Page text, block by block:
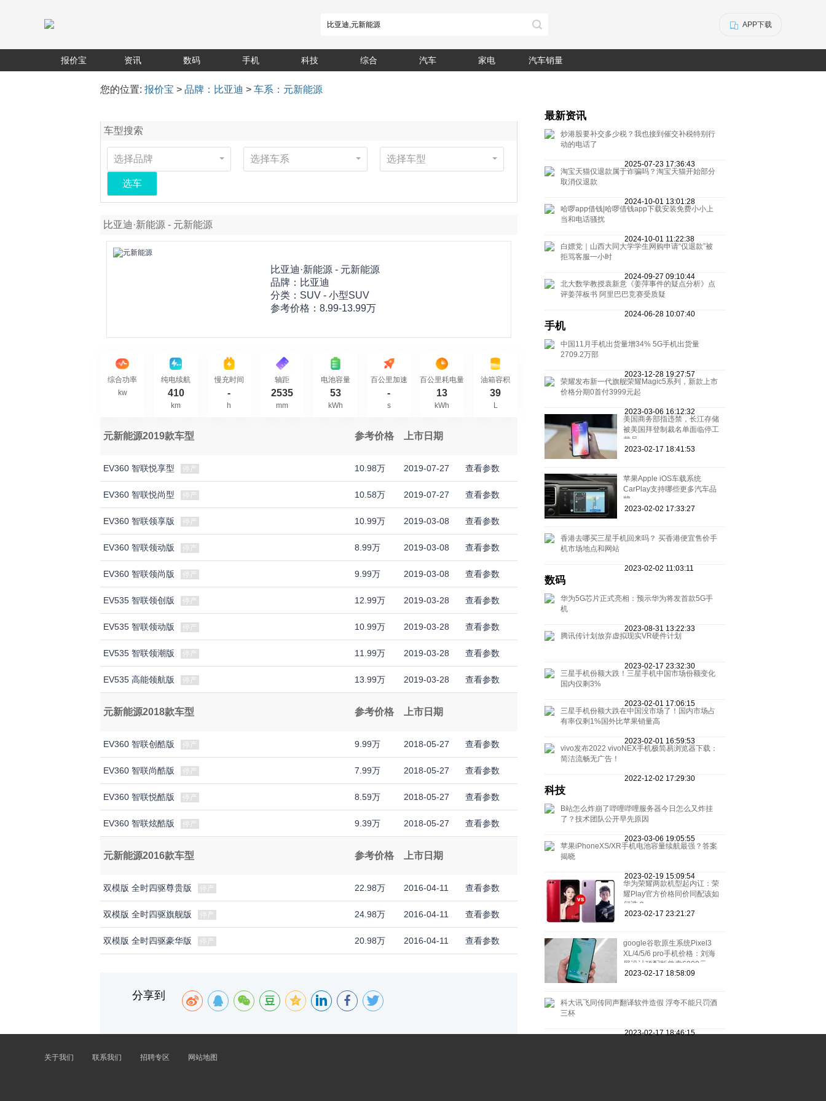
APP下载
报价宝 资讯 数码 手机 科技 综合 汽车 家电 汽车销量
您的位置:报价宝 >品牌：比亚迪 >车系：元新能源
车型搜索
选择品牌 选择车系 选择车型
选车
比亚迪·新能源 - 元新能源
比亚迪·新能源 - 元新能源
品牌： 比亚迪
分类：SUV - 小型SUV
参考价格： 8.99-13.99万
综合功率
kw
纯电续航
410
km
慢充时间
-
h
轴距
2535
mm
电池容量
53
kWh
百公里加速
-
s
百公里耗电量
13
kWh
油箱容积
39
L
元新能源2019款车型 参考价格 上市日期
EV360 智联悦享型 停产 10.98万 2019-07-27 查看参数
EV360 智联悦尚型 停产 10.58万 2019-07-27 查看参数
EV360 智联领享版 停产 10.99万 2019-03-08 查看参数
EV360 智联领动版 停产 8.99万 2019-03-08 查看参数
EV360 智联领尚版 停产 9.99万 2019-03-08 查看参数
EV535 智联领创版 停产 12.99万 2019-03-28 查看参数
EV535 智联领动版 停产 10.99万 2019-03-28 查看参数
EV535 智联领潮版 停产 11.99万 2019-03-28 查看参数
EV535 高能领航版 停产 13.99万 2019-03-28 查看参数
元新能源2018款车型 参考价格 上市日期
EV360 智联创酷版 停产 9.99万 2018-05-27 查看参数
EV360 智联尚酷版 停产 7.99万 2018-05-27 查看参数
EV360 智联悦酷版 停产 8.59万 2018-05-27 查看参数
EV360 智联炫酷版 停产 9.39万 2018-05-27 查看参数
元新能源2016款车型 参考价格 上市日期
双模版 全时四驱尊贵版 停产 22.98万 2016-04-11 查看参数
双模版 全时四驱旗舰版 停产 24.98万 2016-04-11 查看参数
双模版 全时四驱豪华版 停产 20.98万 2016-04-11 查看参数
分享到
最新资讯
炒港股要补交多少税？我也接到催交补税特别行
动的电话了
2025-07-23 17:36:43
淘宝天猫仅退款属于诈骗吗？淘宝天猫开始部分
取消仅退款
2024-10-01 13:01:28
哈啰app借钱|哈啰借钱app下载安装免费小小上
当和电话骚扰
2024-10-01 11:22:38
白嫖党｜山西大同大学学生网购申请“仅退款”被
拒骂客服一小时
2024-09-27 09:10:44
北大数学教授袁新意《姜萍事件的疑点分析》点
评姜萍板书 阿里巴巴竞赛受质疑
2024-06-28 10:07:40
手机
中国11月手机出货量增34% 5G手机出货量
2709.2万部
2023-12-28 19:27:57
荣耀发布新一代旗舰荣耀Magic5系列，新款上市
价格分期0首付3999元起
2023-03-06 16:12:32
美国商务部指违禁，长江存储
被美国拜登制裁名单面临停工
裁员
2023-02-17 18:41:53
苹果Apple iOS车载系统
CarPlay支持哪些更多汽车品
牌
2023-02-02 17:33:27
香港去哪买三星手机回来吗？ 买香港便宜售价手
机市场地点和网站
2023-02-02 11:03:11
数码
华为5G芯片正式亮相：预示华为将发首款5G手
机
2023-08-31 13:22:33
腾讯传计划放弃虚拟现实VR硬件计划
2023-02-17 23:32:30
三星手机份额大跌！三星手机中国市场份额变化
国内仅剩3%
2023-02-01 17:06:15
三星手机份额大跌在中国没市场了！国内市场占
有率仅剩1%国外比苹果销量高
2023-02-01 16:59:53
vivo发布2022 vivoNEX手机极简易浏览器下载：
简洁流畅无广告！
2022-12-02 17:29:30
科技
B站怎么炸崩了哔哩哔哩服务器今日怎么又炸挂
了？技术团队公开早先原因
2023-03-06 19:05:55
苹果iPhoneXS/XR手机电池容量续航最强？答案
揭晓
2023-02-19 15:09:54
华为荣耀两款机型起内讧：荣
耀Play官方价格同价同配该如
何选？
2023-02-17 23:21:27
google谷歌原生系统Pixel3
XL/4/5/6 pro手机价格：刘海
屏设计顶配版曾卖6900元
2023-02-17 18:58:09
科大讯飞同传同声翻译软件造假 浮夸不能只罚酒
三杯
2023-02-17 18:46:15
关于我们 联系我们 招聘专区 网站地图